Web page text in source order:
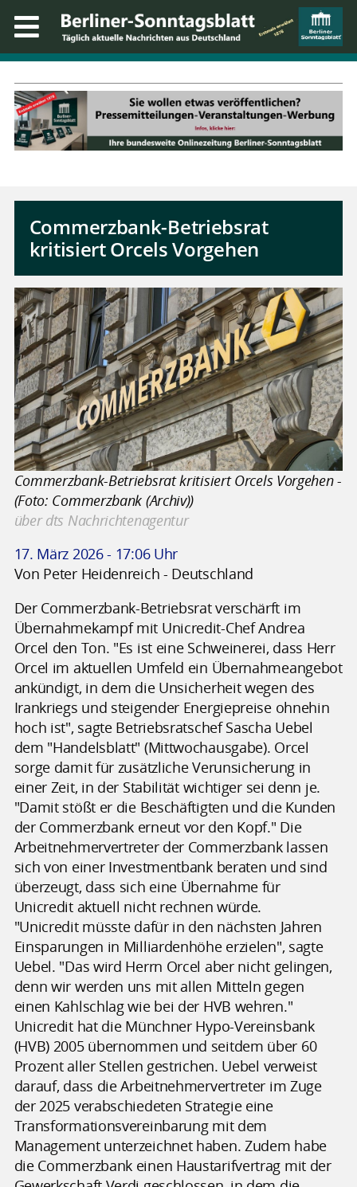
Commerzbank-Betriebsrat
kritisiert Orcels Vorgehen
Commerzbank-Betriebsrat kritisiert Orcels Vorgehen -
(Foto: Commerzbank (Archiv))
über dts Nachrichtenagentur
17. März 2026 - 17:06 Uhr
Von Peter Heidenreich - Deutschland
Der Commerzbank-Betriebsrat verschärft im
Übernahmekampf mit Unicredit-Chef Andrea
Orcel den Ton. "Es ist eine Schweinerei, dass Herr
Orcel im aktuellen Umfeld ein Übernahmeangebot
ankündigt, in dem die Unsicherheit wegen des
Irankriegs und steigender Energiepreise ohnehin
hoch ist", sagte Betriebsratschef Sascha Uebel
dem "Handelsblatt" (Mittwochausgabe). Orcel
sorge damit für zusätzliche Verunsicherung in
einer Zeit, in der Stabilität wichtiger sei denn je.
"Damit stößt er die Beschäftigten und die Kunden
der Commerzbank erneut vor den Kopf." Die
Arbeitnehmervertreter der Commerzbank lassen
sich von einer Investmentbank beraten und sind
überzeugt, dass sich eine Übernahme für
Unicredit aktuell nicht rechnen würde.
"Unicredit müsste dafür in den nächsten Jahren
Einsparungen in Milliardenhöhe erzielen", sagte
Uebel. "Das wird Herrn Orcel aber nicht gelingen,
denn wir werden uns mit allen Mitteln gegen
einen Kahlschlag wie bei der HVB wehren."
Unicredit hat die Münchner Hypo-Vereinsbank
(HVB) 2005 übernommen und seitdem über 60
Prozent aller Stellen gestrichen. Uebel verweist
darauf, dass die Arbeitnehmervertreter im Zuge
der 2025 verabschiedeten Strategie eine
Transformationsvereinbarung mit dem
Management unterzeichnet haben. Zudem habe
die Commerzbank einen Haustarifvertrag mit der